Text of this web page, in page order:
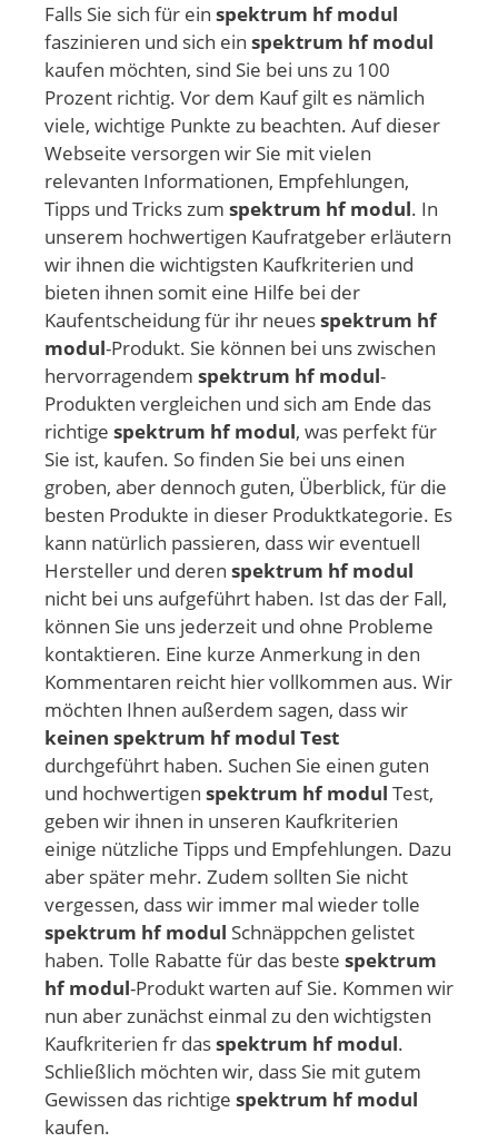
Falls Sie sich für ein spektrum hf modul
faszinieren und sich ein spektrum hf modul
kaufen möchten, sind Sie bei uns zu 100
Prozent richtig. Vor dem Kauf gilt es nämlich
viele, wichtige Punkte zu beachten. Auf dieser
Webseite versorgen wir Sie mit vielen
relevanten Informationen, Empfehlungen,
Tipps und Tricks zum spektrum hf modul. In
unserem hochwertigen Kaufratgeber erläutern
wir ihnen die wichtigsten Kaufkriterien und
bieten ihnen somit eine Hilfe bei der
Kaufentscheidung für ihr neuesspektrum hf
modul-Produkt. Sie können bei uns zwischen
hervorragendem spektrum hf modul-
Produkten vergleichen und sich am Ende das
richtige spektrum hf modul, was perfekt für
Sie ist, kaufen. So finden Sie bei uns einen
groben, aber dennoch guten, Überblick, für die
besten Produkte in dieser Produktkategorie. Es
kann natürlich passieren, dass wir eventuell
Hersteller und deren spektrum hf modul
nicht bei uns aufgeführt haben. Ist das der Fall,
können Sie uns jederzeit und ohne Probleme
kontaktieren. Eine kurze Anmerkung in den
Kommentaren reicht hier vollkommen aus. Wir
möchten Ihnen außerdem sagen, dass wir
keinen spektrum hf modul Test
durchgeführt haben. Suchen Sie einen guten
und hochwertigen spektrum hf modul Test,
geben wir ihnen in unseren Kaufkriterien
einige nützliche Tipps und Empfehlungen. Dazu
aber später mehr. Zudem sollten Sie nicht
vergessen, dass wir immer mal wieder tolle
spektrum hf modul Schnäppchen gelistet
haben. Tolle Rabatte für das beste spektrum
hf modul-Produkt warten auf Sie. Kommen wir
nun aber zunächst einmal zu den wichtigsten
Kaufkriterien fr dasspektrum hf modul.
Schließlich möchten wir, dass Sie mit gutem
Gewissen das richtige spektrum hf modul
kaufen.